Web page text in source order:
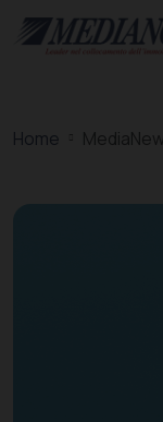
Home